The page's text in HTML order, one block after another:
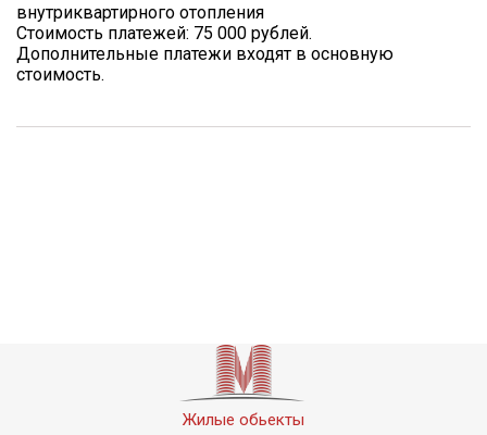
внутриквартирного отопления
Стоимость платежей: 75 000 рублей.
Дополнительные платежи входят в основную
стоимость.
Жилые обьекты